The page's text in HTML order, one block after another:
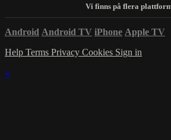
Android Android TV iPhone Apple TV
Help Terms Privacy Cookies Sign in
×